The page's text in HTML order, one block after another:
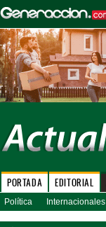
PORTADA EDITORIAL
Política Internacionales